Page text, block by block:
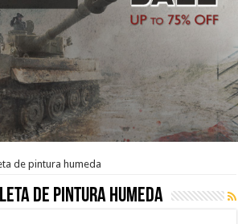
de pintura humeda
de pintura humeda